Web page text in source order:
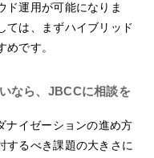
ド運用が可能になりま
ては、まずハイブリッド
です。
なら、JBCCに相談を
ナイゼーションの進め方
するべき課題の大きさに